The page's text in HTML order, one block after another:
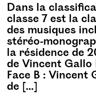
Dans la
classe 7 est la
des musiques
stéréo-
la résidence de
de Vincent Gallo
Face B : Vincent
de […]